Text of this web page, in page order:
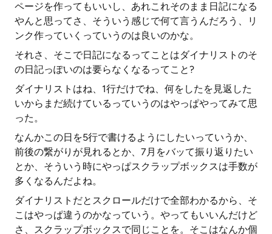
ページを作ってもいいし、あれこれそのまま日記になる
やんと思ってさ、そういう感じで何て言うんだろう、リ
ンク作っていくっていうのは良いのかな。
それさ、そこで日記になるってことはダイナリストのそ
の日記っぽいのは要らなくなるってこと?
ダイナリストはね、1行だけでね、何をしたを見返した
いからまだ続けているっていうのはやっぱやってみて思
った。
なんかこの日を5行で書けるようにしたいっていうか、
前後の繋がりが見れるとか、7月をバッて振り返りたい
とか、そういう時にやっぱスクラップボックスは手数が
多くなるんだよね。
ダイナリストだとスクロールだけで全部わかるから、そ
こはやっぱ違うのかなっていう。やってもいいんだけど
さ、スクラップボックスで同じことを。そこはなんか個